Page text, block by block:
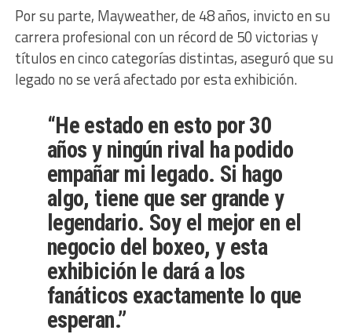
Por su parte, Mayweather, de 48 años, invicto en su
carrera profesional con un récord de 50 victorias y
títulos en cinco categorías distintas, aseguró que su
legado no se verá afectado por esta exhibición.
“He estado en esto por 30
años y ningún rival ha podido
empañar mi legado. Si hago
algo, tiene que ser grande y
legendario. Soy el mejor en el
negocio del boxeo, y esta
exhibición le dará a los
fanáticos exactamente lo que
esperan.”